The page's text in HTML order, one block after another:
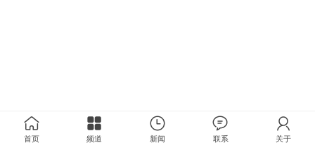
首页 频道 新闻 联系 关于